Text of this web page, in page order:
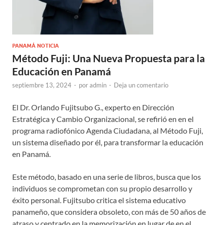
PANAMÁ NOTICIA
Método Fuji: Una Nueva Propuesta para la
Educación en Panamá
septiembre 13, 2024 - poradmin - Deja un comentario
El Dr. Orlando Fujitsubo G., experto en Dirección
Estratégica y Cambio Organizacional, se refirió en en el
programa radiofónico Agenda Ciudadana, al Método Fuji,
un sistema diseñado por él, para transformar la educación
en Panamá.
Este método, basado en una serie de libros, busca que los
individuos se comprometan con su propio desarrollo y
éxito personal. Fujitsubo critica el sistema educativo
panameño, que considera obsoleto, con más de 50 años de